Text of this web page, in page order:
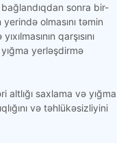
bağlandıqdan sonra bir-
yerində olmasını təmin
qarşısını
yerləşdirmə
altlığı saxlama və yığma
və təhlükəsizliyini